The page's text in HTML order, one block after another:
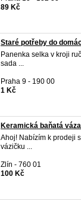
89 Kč
Staré potřeby do
Panenka selka v kroji
sada ...
Praha 9 - 190 00
1 Kč
Keramická baňatá
Ahoj! Nabízím k prodeji
vázičku ...
Zlín - 760 01
100 Kč